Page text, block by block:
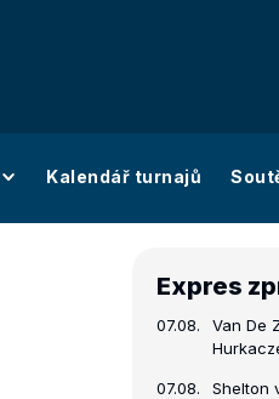
Kalendář turnajů
Expres
07.08.
Van De
07.08. Shelton